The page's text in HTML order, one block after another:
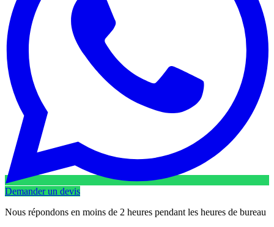
Demander un devis
Nous répondons en moins de 2 heures pendant les heures de bureau